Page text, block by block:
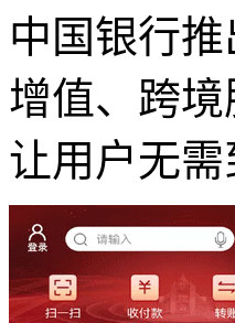
中国银行
增值、跨
让用户无